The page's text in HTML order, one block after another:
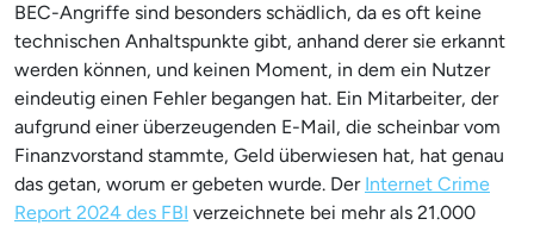
BEC-Angriffe sind besonders schädlich, da es oft keine
technischen Anhaltspunkte gibt, anhand derer sie erkannt
werden können, und keinen Moment, in dem ein Nutzer
eindeutig einen Fehler begangen hat. Ein Mitarbeiter, der
aufgrund einer überzeugenden E-Mail, die scheinbar vom
Finanzvorstand stammte, Geld überwiesen hat, hat genau
das getan, worum er gebeten wurde. Der Internet Crime
Report 2024 des FBI verzeichnete bei mehr als 21.000